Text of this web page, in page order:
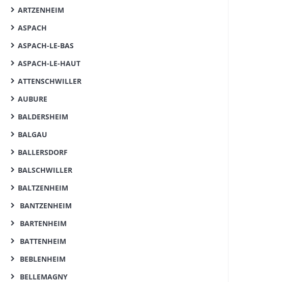
ARTZENHEIM
ASPACH
ASPACH-LE-BAS
ASPACH-LE-HAUT
ATTENSCHWILLER
AUBURE
BALDERSHEIM
BALGAU
BALLERSDORF
BALSCHWILLER
BALTZENHEIM
BANTZENHEIM
BARTENHEIM
BATTENHEIM
BEBLENHEIM
BELLEMAGNY